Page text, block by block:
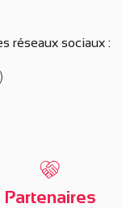
réseaux sociaux :
Partenaires